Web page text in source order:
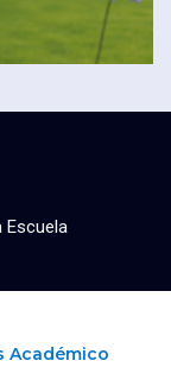
Escuela
Académico